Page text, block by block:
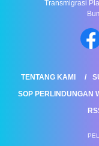
Transmigrasi
TENTANG KAMI
SOP PERLINDUNGAN